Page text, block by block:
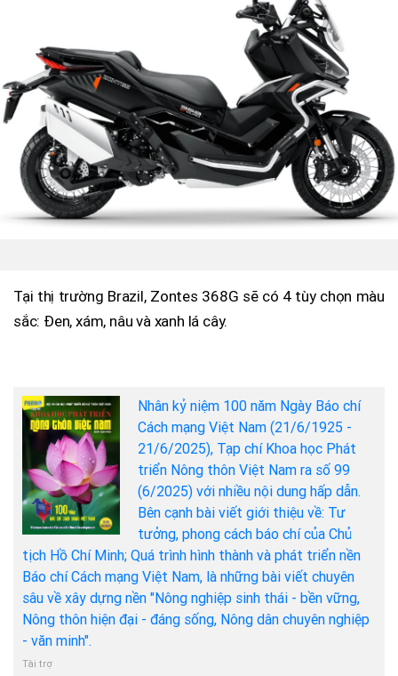
Tại thị trường Brazil, Zontes 368G sẽ có 4 tùy chọn màu
sắc: Đen, xám, nâu và xanh lá cây.
Nhân kỷ niệm 100 năm Ngày Báo chí
Cách mạng Việt Nam (21/6/1925 -
21/6/2025), Tạp chí Khoa học Phát
triển Nông thôn Việt Nam ra số 99
(6/2025) với nhiều nội dung hấp dẫn.
Bên cạnh bài viết giới thiệu về: Tư
tưởng, phong cách báo chí của Chủ
tịch Hồ Chí Minh; Quá trình hình thành và phát triển nền
Báo chí Cách mạng Việt Nam, là những bài viết chuyên
sâu về xây dựng nền "Nông nghiệp sinh thái - bền vững,
Nông thôn hiện đại - đáng sống, Nông dân chuyên nghiệp
- văn minh".
Tài trợ